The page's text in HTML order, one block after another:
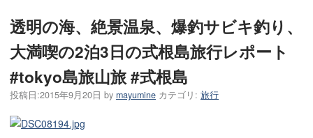
透明の海、絶景温泉、爆釣サビキ釣り、
大満喫の2泊3日の式根島旅行レポート
#tokyo島旅山旅 #式根島
投稿日:2015年9月20日 by mayumine カテゴリ: 旅行